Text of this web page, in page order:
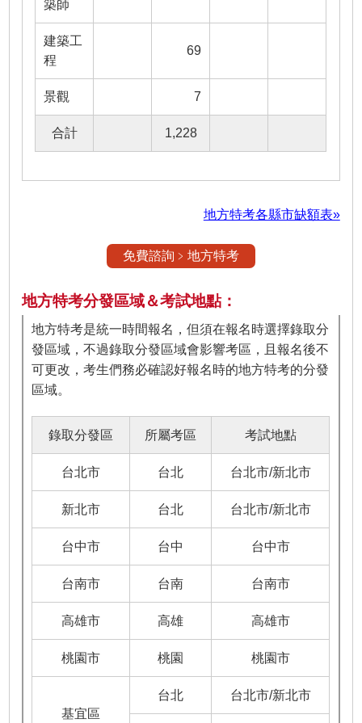
築師
建築工
程
69
景觀 7
合計 1,228
地方特考各縣市缺額表»
免費諮詢﹥地方特考
地方特考分發區域＆考試地點：
地方特考是統一時間報名，但須在報名時選擇錄取分
發區域，不過錄取分發區域會影響考區，且報名後不
可更改，考生們務必確認好報名時的地方特考的分發
區域。
錄取分發區 所屬考區 考試地點
台北市 台北 台北市/新北市
新北市 台北 台北市/新北市
台中市 台中 台中市
台南市 台南 台南市
高雄市 高雄 高雄市
桃園市 桃園 桃園市
基宜區
台北 台北市/新北市